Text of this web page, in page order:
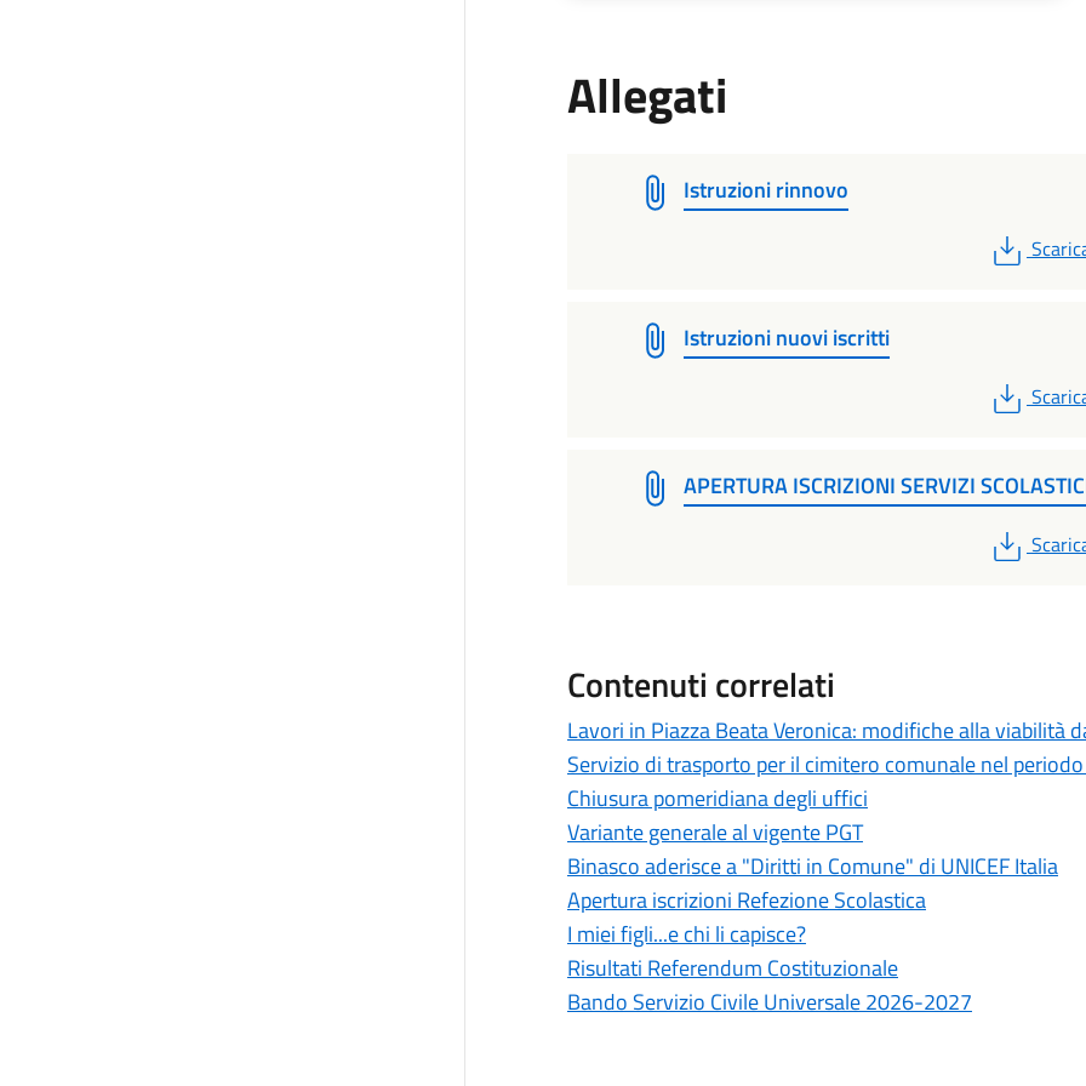
Allegati
Istruzioni rinnovo
PDF
Istruzioni nuovi iscritti
PDF
APERTURA ISCRIZIONI SERVIZI
PDF
Contenuti correlati
Lavori in Piazza Beata Veronica: modifiche alla viabilità
Servizio di trasporto per il cimitero comunale nel
Chiusura pomeridiana degli uffici
Variante generale al vigente PGT
Binasco aderisce a "Diritti in Comune" di UNICEF Italia
Apertura iscrizioni Refezione Scolastica
I miei figli...e chi li capisce?
Risultati Referendum Costituzionale
Bando Servizio Civile Universale 2026-2027